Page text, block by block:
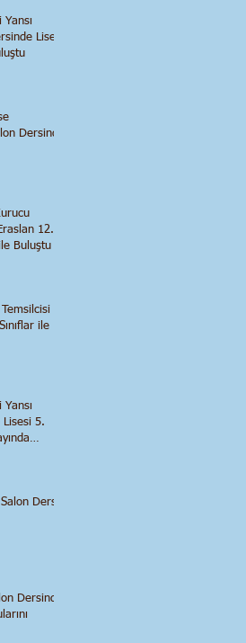
Lise
Dersinde
12.
Buluştu
ile
Lisesi 5.
Dersi
Dersinde